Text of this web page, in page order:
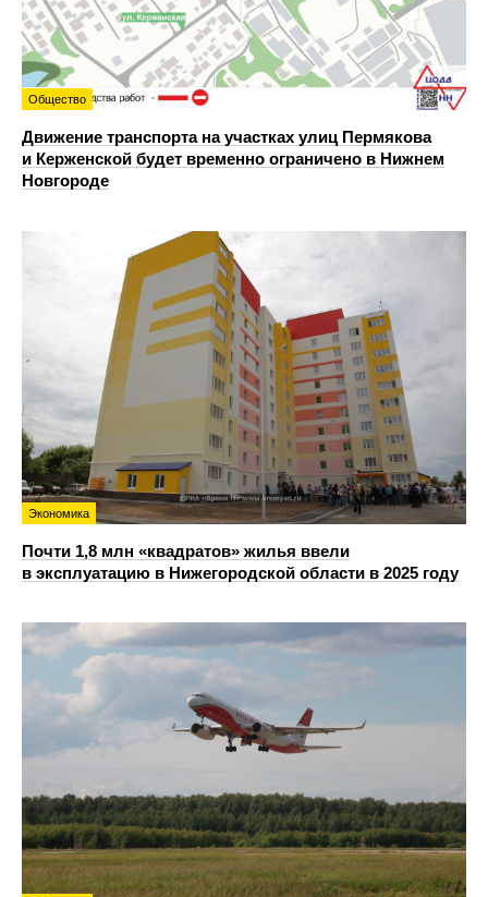
Общество
Движение транспорта на участках улиц Пермякова
и Керженской будет временно ограничено в Нижнем
Новгороде
Экономика
Почти 1,8 млн «квадратов» жилья ввели
в эксплуатацию в Нижегородской области в 2025 году